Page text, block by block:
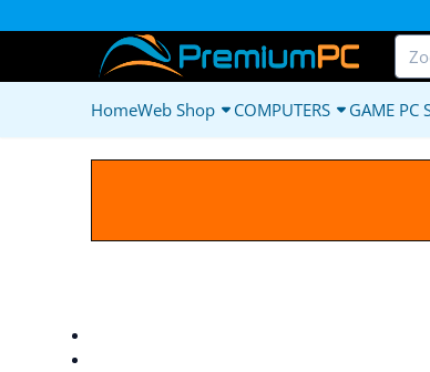
HomeWeb Shop COMPUTERS GAME PC